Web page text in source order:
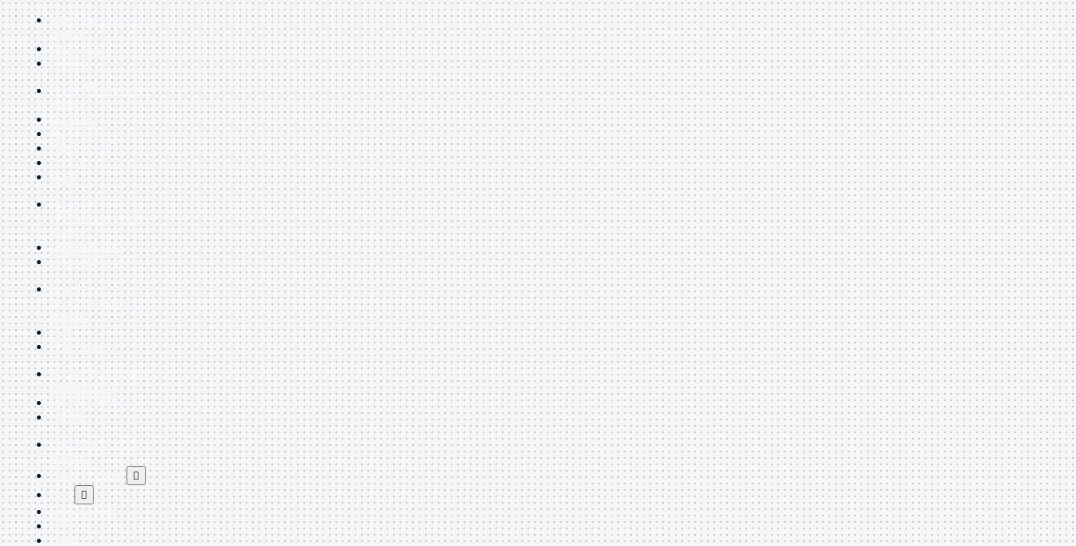
VOIPMostra tutti i
prodotti
Adattatori
Telefoni
Router Mostra tutti i
prodotti
3G WiFi
4G WiFi
ADSL2 WiFi
Cablati
WiFi
Ripetitore
WiFi Mostra tutti i
prodotti
Doppia Banda
Singola Banda
Scheda di
Rete Mostra tutti i
prodotti
PCI
PCI-Express
Switch Rete Mostra
tutti i prodotti
10/100/1000Mps
10Gbit
CaviMostra tutti i
prodotti
Alimentazione

Dati 
Display Port
DVI
HDMI